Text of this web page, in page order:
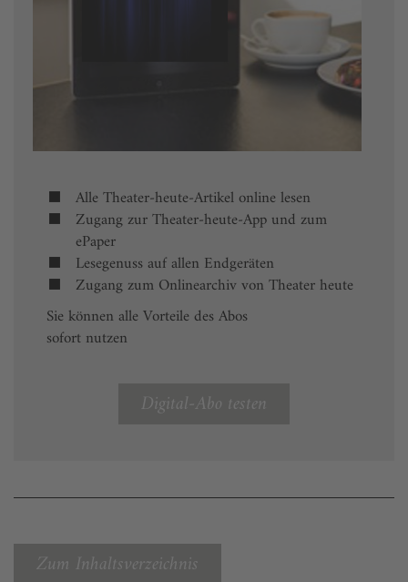
Alle Theater-heute-Artikel online lesen
Zugang zur Theater-heute-App und zum
ePaper
Lesegenuss auf allen Endgeräten
Zugang zum Onlinearchiv von Theater heute
Sie können alle Vorteile des Abos
sofort nutzen
Digital-Abo testen
Zum Inhaltsverzeichnis